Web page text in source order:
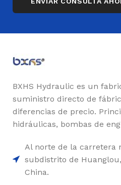
BXHS Hydraulic es un
suministro directo de
diferencias de precio.
hidráulicas, bombas de
Al norte de la carretera
subdistrito de
China.